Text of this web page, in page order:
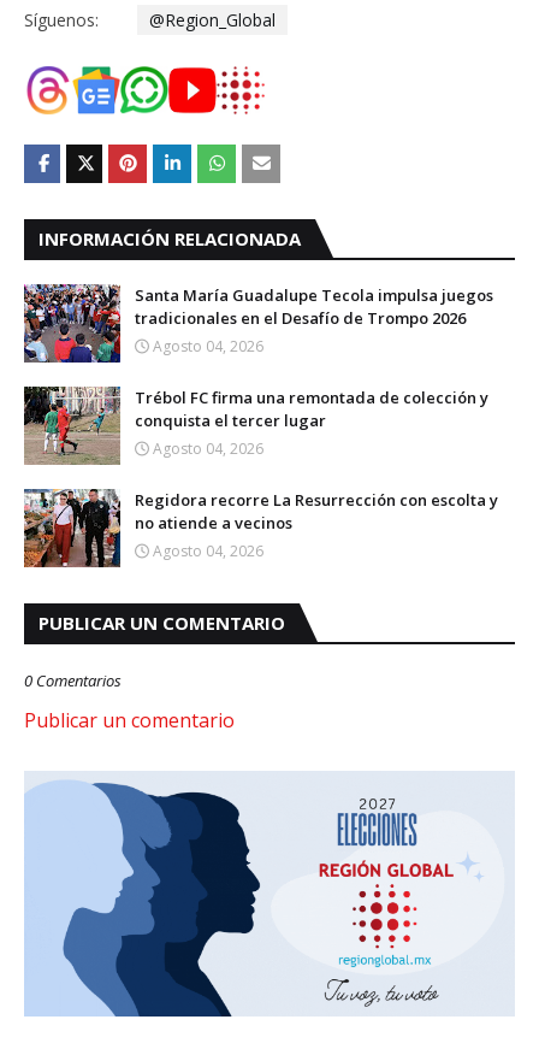
Síguenos: @Region_Global
INFORMACIÓN RELACIONADA
Santa María Guadalupe Tecola impulsa juegos
tradicionales en el Desafío de Trompo 2026
Agosto 04, 2026
Trébol FC firma una remontada de colección y
conquista el tercer lugar
Agosto 04, 2026
Regidora recorre La Resurrección con escolta y
no atiende a vecinos
Agosto 04, 2026
PUBLICAR UN COMENTARIO
0 Comentarios
Publicar un comentario